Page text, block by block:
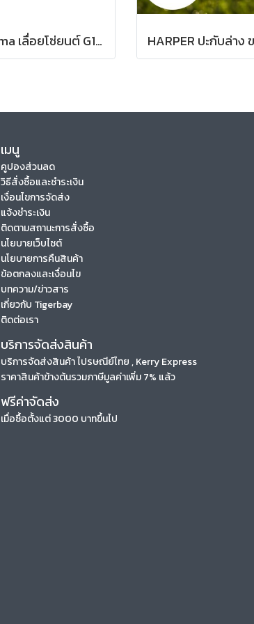
Holzfforma เลื่อยโซ่ยนต์ G180E PRO
เมนู
คูปองส่วนลด
วิธีสั่งซื้อและชำระเงิน
เงื่อนไขการจัดส่ง
แจ้งชำระเงิน
ติดตามสถานะการสั่งซื้อ
นโยบายเว็บไซต์
นโยบายการคืนสินค้า
ข้อตกลงและเงื่อนไข
บทความ/ข่าวสาร
เกี่ยวกับ Tigerbay
ติดต่อเรา
บริการจัดส่งสินค้า
บริการจัดส่งสินค้า ไปรษณีย์ไทย , Kerry Express
ราคาสินค้าข้างต้นรวมภาษีมูลค่าเพิ่ม 7% แล้ว
ฟรีค่าจัดส่ง
เมื่อซื้อตั้งแต่ 3000 บาทขึ้นไป